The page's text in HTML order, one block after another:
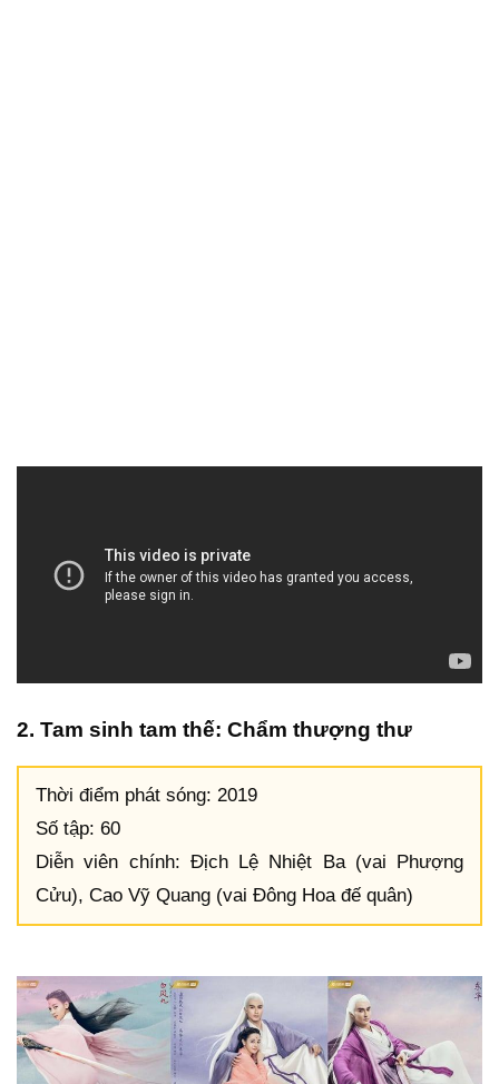
2. Tam sinh tam thế: Chẩm thượng thư
Thời điểm phát sóng: 2019
Số tập: 60
Diễn viên chính: Địch Lệ Nhiệt Ba (vai Phượng
Cửu), Cao Vỹ Quang (vai Đông Hoa đế quân)